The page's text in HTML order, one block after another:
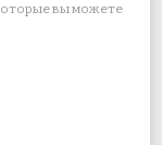
вы можете